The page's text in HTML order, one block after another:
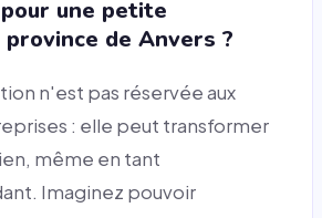
une petite
de Anvers ?
n'est pas réservée aux
: elle peut transformer
même en tant
Imaginez pouvoir